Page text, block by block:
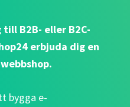
B2B- eller B2C-
erbjuda dig en
bygga e-